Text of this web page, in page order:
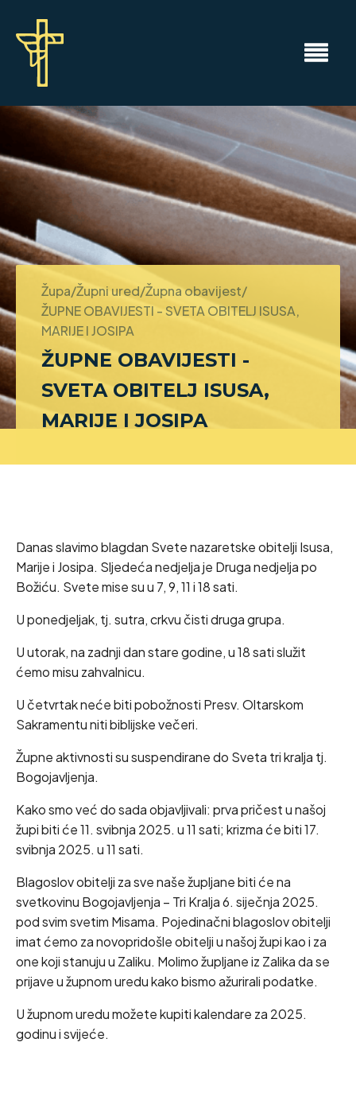
Župa/Župni ured/Župna obavijest/
ŽUPNE OBAVIJESTI - SVETA OBITELJ ISUSA,
MARIJE I JOSIPA
ŽUPNE OBAVIJESTI -
SVETA OBITELJ ISUSA,
MARIJE I JOSIPA
Danas slavimo blagdan Svete nazaretske obitelji Isusa,
Marije i Josipa. Sljedeća nedjelja je Druga nedjelja po
Božiću. Svete mise su u 7, 9, 11 i 18 sati.
U ponedjeljak, tj. sutra, crkvu čisti druga grupa.
U utorak, na zadnji dan stare godine, u 18 sati služit
ćemo misu zahvalnicu.
U četvrtak neće biti pobožnosti Presv. Oltarskom
Sakramentu niti biblijske večeri.
Župne aktivnosti su suspendirane do Sveta tri kralja tj.
Bogojavljenja.
Kako smo već do sada objavljivali: prva pričest u našoj
župi biti će 11. svibnja 2025. u 11 sati; krizma će biti 17.
svibnja 2025. u 11 sati.
Blagoslov obitelji za sve naše župljane biti će na
svetkovinu Bogojavljenja – Tri Kralja 6. siječnja 2025.
pod svim svetim Misama. Pojedinačni blagoslov obitelji
imat ćemo za novopridošle obitelji u našoj župi kao i za
one koji stanuju u Zaliku. Molimo župljane iz Zalika da se
prijave u župnom uredu kako bismo ažurirali podatke.
U župnom uredu možete kupiti kalendare za 2025.
godinu i svijeće.